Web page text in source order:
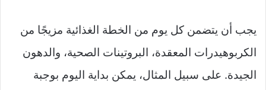
يجب أن يتضمن كل يوم من الخطة الغذائية مزيجًا من
الكربوهيدرات المعقدة، البروتينات الصحية، والدهون
الجيدة. على سبيل المثال، يمكن بداية اليوم بوجبة